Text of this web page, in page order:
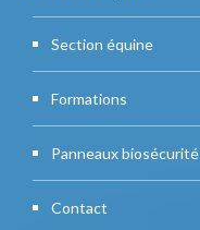
Section équine
Formations
Panneaux biosécurité
Contact